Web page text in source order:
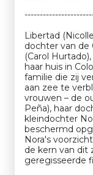
Libertad
dochter van de
(Carol
haar huis in
familie die zij
aan zee te
vrouwen – de
Peña), haar
kleindochter
beschermd
Nora's
de kern van dit
geregisseerde